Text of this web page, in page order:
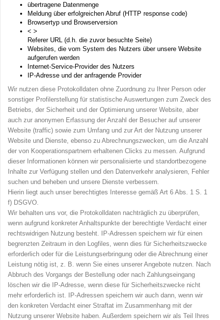
übertragene Datenmenge
Meldung über erfolgreichen Abruf (HTTP response code)
Browsertyp und Browserversion
< >
Referer URL (d.h. die zuvor besuchte Seite)
Websites, die vom System des Nutzers über unsere Website
aufgerufen werden
Internet-Service-Provider des Nutzers
IP-Adresse und der anfragende Provider
Wir nutzen diese Protokolldaten ohne Zuordnung zu Ihrer Person oder
sonstiger Profilerstellung für statistische Auswertungen zum Zweck des
Betriebs, der Sicherheit und der Optimierung unserer Website, aber
auch zur anonymen Erfassung der Anzahl der Besucher auf unserer
Website (traffic) sowie zum Umfang und zur Art der Nutzung unserer
Website und Dienste, ebenso zu Abrechnungszwecken, um die Anzahl
der von Kooperationspartnern erhaltenen Clicks zu messen. Aufgrund
dieser Informationen können wir personalisierte und standortbezogene
Inhalte zur Verfügung stellen und den Datenverkehr analysieren, Fehler
suchen und beheben und unsere Dienste verbessern.
Hierin liegt auch unser berechtigtes Interesse gemäß Art 6 Abs. 1 S. 1
f) DSGVO.
Wir behalten uns vor, die Protokolldaten nachträglich zu überprüfen,
wenn aufgrund konkreter Anhaltspunkte der berechtigte Verdacht einer
rechtswidrigen Nutzung besteht. IP-Adressen speichern wir für einen
begrenzten Zeitraum in den Logfiles, wenn dies für Sicherheitszwecke
erforderlich oder für die Leistungserbringung oder die Abrechnung einer
Leistung nötig ist, z. B. wenn Sie eines unserer Angebote nutzen. Nach
Abbruch des Vorgangs der Bestellung oder nach Zahlungseingang
löschen wir die IP-Adresse, wenn diese für Sicherheitszwecke nicht
mehr erforderlich ist. IP-Adressen speichern wir auch dann, wenn wir
den konkreten Verdacht einer Straftat im Zusammenhang mit der
Nutzung unserer Website haben. Außerdem speichern wir als Teil Ihres